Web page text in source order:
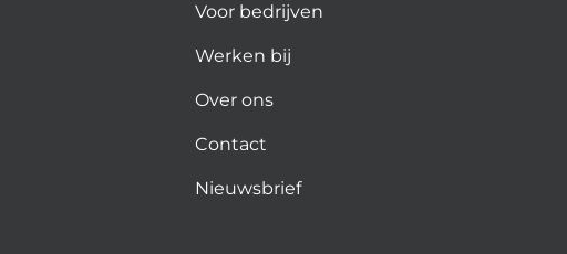
Voor bedrijven
Werken bij
Over ons
Contact
Nieuwsbrief